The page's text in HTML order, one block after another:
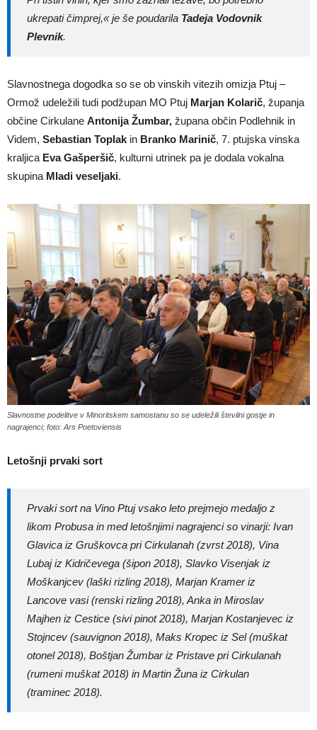
ukrepati čimprej,« je še poudarila Tadeja Vodovnik
Plevnik.
Slavnostnega dogodka so se ob vinskih vitezih omizja Ptuj –
Ormož udeležili tudi podžupan MO Ptuj Marjan Kolarič, županja
občine Cirkulane Antonija Žumbar, župana občin Podlehnik in
Videm, Sebastian Toplak in Branko Marinič, 7. ptujska vinska
kraljica Eva Gašperšič, kulturni utrinek pa je dodala vokalna
skupina Mladi veseljaki.
Slavnostne podelitve v Minoritskem samostanu so se udeležili številni gostje in
nagrajenci; foto: Ars Poetoviensis
Letošnji prvaki sort
Prvaki sort na Vino Ptuj vsako leto prejmejo medaljo z
likom Probusa in med letošnjimi nagrajenci so vinarji: Ivan
Glavica iz Gruškovca pri Cirkulanah (zvrst 2018), Vina
Lubaj iz Kidričevega (šipon 2018), Slavko Visenjak iz
Moškanjcev (laški rizling 2018), Marjan Kramer iz
Lancove vasi (renski rizling 2018), Anka in Miroslav
Majhen iz Cestice (sivi pinot 2018), Marjan Kostanjevec iz
Stojncev (sauvignon 2018), Maks Kropec iz Sel (muškat
otonel 2018), Boštjan Žumbar iz Pristave pri Cirkulanah
(rumeni muškat 2018) in Martin Žuna iz Cirkulan
(traminec 2018).